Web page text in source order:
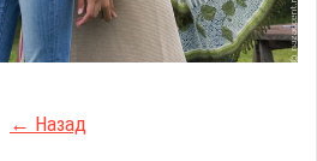
← Назад